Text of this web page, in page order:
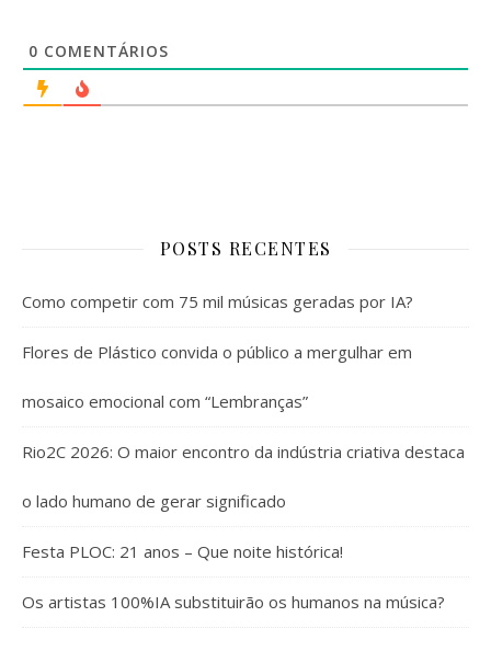
0 COMENTÁRIOS
POSTS RECENTES
Como competir com 75 mil músicas geradas por IA?
Flores de Plástico convida o público a mergulhar em
mosaico emocional com “Lembranças”
Rio2C 2026: O maior encontro da indústria criativa destaca
o lado humano de gerar significado
Festa PLOC: 21 anos – Que noite histórica!
Os artistas 100%IA substituirão os humanos na música?